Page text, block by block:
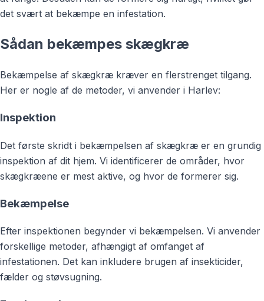
det svært at bekæmpe en infestation.
Sådan bekæmpes skægkræ
Bekæmpelse af skægkræ kræver en flerstrenget tilgang.
Her er nogle af de metoder, vi anvender i Harlev:
Inspektion
Det første skridt i bekæmpelsen af skægkræ er en grundig
inspektion af dit hjem. Vi identificerer de områder, hvor
skægkræene er mest aktive, og hvor de formerer sig.
Bekæmpelse
Efter inspektionen begynder vi bekæmpelsen. Vi anvender
forskellige metoder, afhængigt af omfanget af
infestationen. Det kan inkludere brugen af insekticider,
fælder og støvsugning.